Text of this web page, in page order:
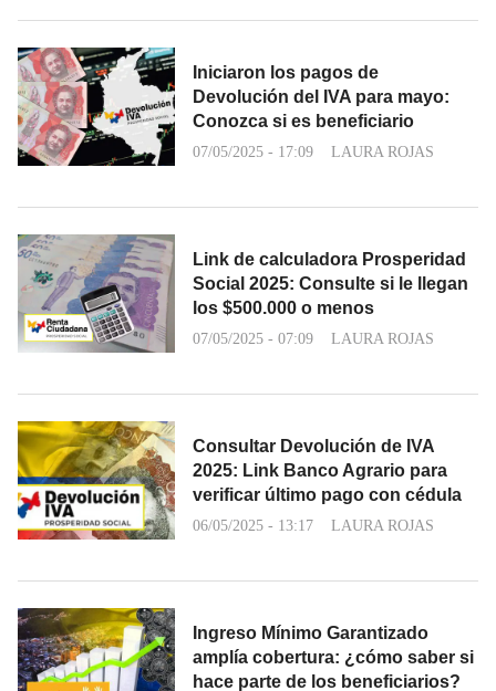
Iniciaron los pagos de
Devolución del IVA para mayo:
Conozca si es beneficiario
07/05/2025 - 17:09 LAURA ROJAS
Link de calculadora Prosperidad
Social 2025: Consulte si le llegan
los $500.000 o menos
07/05/2025 - 07:09 LAURA ROJAS
Consultar Devolución de IVA
2025: Link Banco Agrario para
verificar último pago con cédula
06/05/2025 - 13:17 LAURA ROJAS
Ingreso Mínimo Garantizado
amplía cobertura: ¿cómo saber si
hace parte de los beneficiarios?